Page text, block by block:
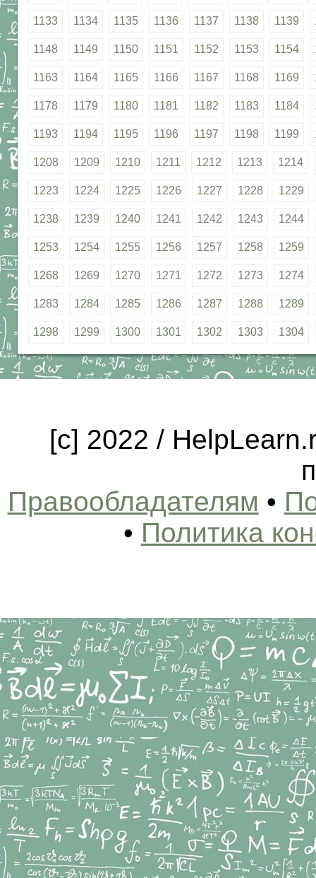
1133 1134 1135 1136 1137 1138 1139
1148 1149 1150 1151 1152 1153 1154
1163 1164 1165 1166 1167 1168 1169
1178 1179 1180 1181 1182 1183 1184
1193 1194 1195 1196 1197 1198 1199
1208 1209 1210 1211 1212 1213 1214
1223 1224 1225 1226 1227 1228 1229
1238 1239 1240 1241 1242 1243 1244
1253 1254 1255 1256 1257 1258 1259
1268 1269 1270 1271 1272 1273 1274
1283 1284 1285 1286 1287 1288 1289
1298 1299 1300 1301 1302 1303 1304
[c] 2022 /
Правообладателям •
• Политика